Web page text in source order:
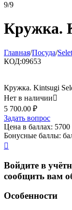
9/9
Кружка.
Главная/Посуда/
КОД:09653
Кружка. Kintsugi
Нет в наличии
5 700.00 ₽
Задать вопрос
Цена в баллах: 5700
Бонусные баллы:

Войдите в
сообщить вам
Особенности